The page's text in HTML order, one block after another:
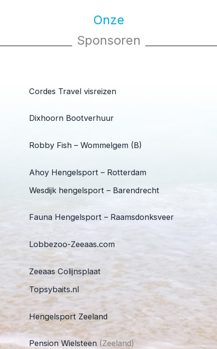
Onze
Sponsoren
Cordes Travel visreizen
Dixhoorn Bootverhuur
Robby Fish – Wommelgem (B)
Ahoy Hengelsport – Rotterdam
Wesdijk hengelsport – Barendrecht
Fauna Hengelsport – Raamsdonksveer
Lobbezoo-Zeeaas.com
Zeeaas Colijnsplaat
Topsybaits.nl
Hengelsport Zeeland
Pension Wielsteen (Zeeland)